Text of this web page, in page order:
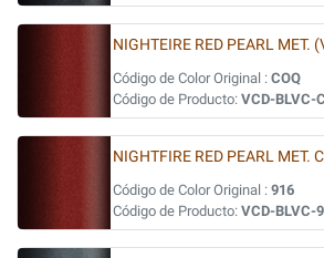
NIGHTEIRE RED PEARL MET.
Código de Color Original : COQ
Código de Producto: VCD-BLVC-
NIGHTFIRE RED PEARL MET.
Código de Color Original : 916
Código de Producto: VCD-BLVC-